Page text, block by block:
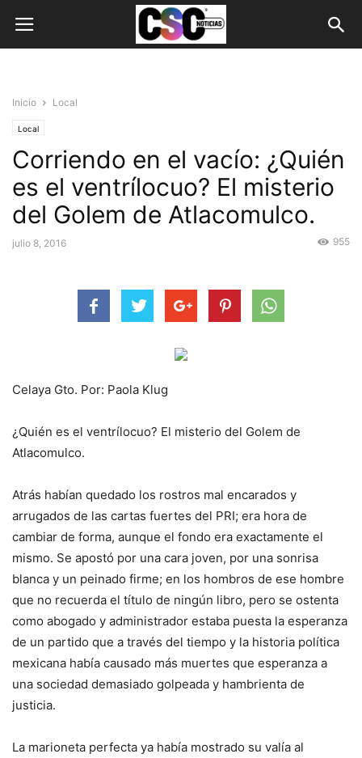
Inicio Local
Local
Corriendo en el vacío: ¿Quién
es el ventrílocuo? El misterio
del Golem de Atlacomulco.
julio 8, 2016 955
Celaya Gto. Por: Paola Klug
¿Quién es el ventrílocuo? El misterio del Golem de
Atlacomulco.
Atrás habían quedado los rostros mal encarados y
arrugados de las cartas fuertes del PRI; era hora de
cambiar de forma, aunque el fondo era exactamente el
mismo. Se apostó por una cara joven, por una sonrisa
blanca y un peinado firme; en los hombros de ese hombre
que no recuerda el título de ningún libro, pero se ostenta
como abogado y administrador estaba puesta la esperanza
de un partido que a través del tiempo y la historia política
mexicana había causado más muertes que esperanza a
una sociedad demasiado golpeada y hambrienta de
justicia.
La marioneta perfecta ya había mostrado su valía al